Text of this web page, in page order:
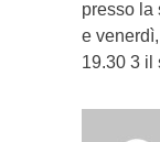
presso la
e
19.30 3 il